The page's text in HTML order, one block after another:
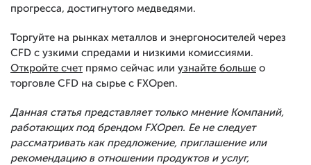
прогресса, достигнутого медведями.
Торгуйте на рынках металлов и энергоносителей через
CFD с узкими спредами и низкими комиссиями.
Откройте счет прямо сейчас или узнайте больше о
торговле CFD на сырье с FXOpen.
Данная статья представляет только мнение Компаний,
работающих под брендом FXOpen. Ее не следует
рассматривать как предложение, приглашение или
рекомендацию в отношении продуктов и услуг,